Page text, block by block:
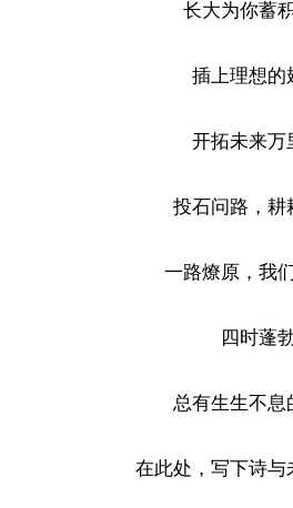
长大为你蓄
插上理想的
开拓未来万
投石问路，耕
一路燎原，我
四时蓬
总有生生不息
在此处，写下诗与